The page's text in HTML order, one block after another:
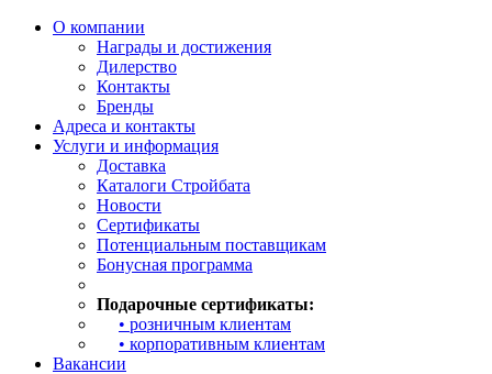
О компании
Награды и достижения
Дилерство
Контакты
Бренды
Адреса и контакты
Услуги и информация
Доставка
Каталоги Стройбата
Новости
Сертификаты
Потенциальным поставщикам
Бонусная программа
Подарочные сертификаты:
• розничным клиентам
• корпоративным клиентам
Вакансии